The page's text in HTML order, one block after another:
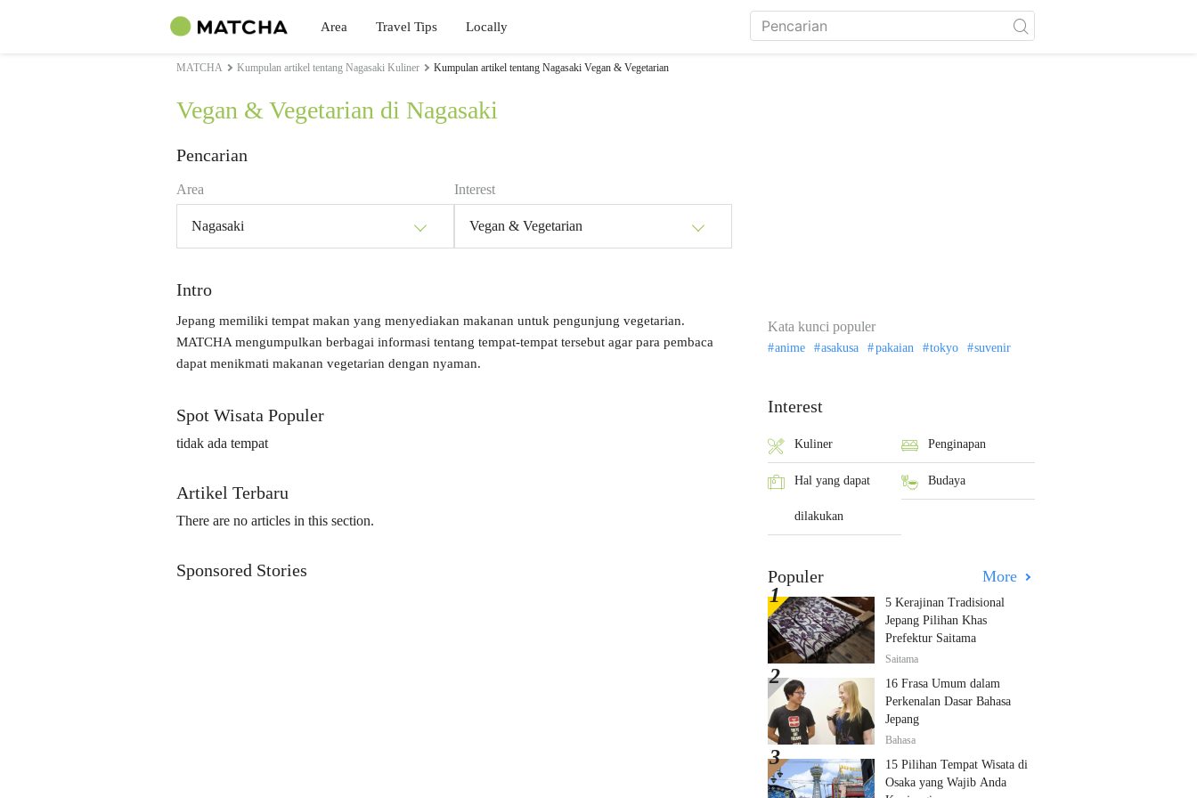
Area Travel Tips Locally
MATCHA Kumpulan artikel tentang Nagasaki Kuliner Kumpulan artikel tentang Nagasaki Vegan & Vegetarian
Vegan & Vegetarian di Nagasaki
Pencarian
Area
Nagasaki
Interest
Vegan & Vegetarian
Intro
Jepang memiliki tempat makan yang menyediakan makanan untuk pengunjung vegetarian.
MATCHA mengumpulkan berbagai informasi tentang tempat-tempat tersebut agar para pembaca
dapat menikmati makanan vegetarian dengan nyaman.
Spot Wisata Populer
tidak ada tempat
Artikel Terbaru
There are no articles in this section.
Sponsored Stories
Kata kunci populer
anime asakusa pakaian tokyo suvenir
Interest
Kuliner Penginapan
Hal yang dapat
dilakukan
Budaya
Populer More
5 Kerajinan Tradisional
Jepang Pilihan Khas
Prefektur Saitama
Saitama
16 Frasa Umum dalam
Perkenalan Dasar Bahasa
Jepang
Bahasa
15 Pilihan Tempat Wisata di
Osaka yang Wajib Anda